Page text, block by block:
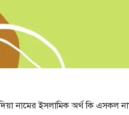
নামের ইসলামিক অর্থ কি এসকল